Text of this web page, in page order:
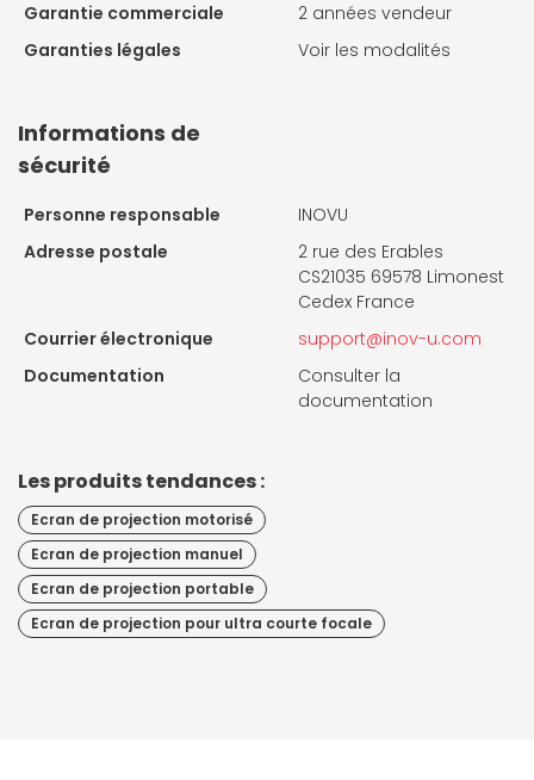
Garantie commerciale
2 années vendeur
Garanties légales
Voir les modalités
Informations de
sécurité
Personne responsable
INOVU
Adresse postale
2 rue des Erables
CS21035 69578 Limonest
Cedex France
Courrier électronique
support@inov-u.com
Documentation
Consulter la
documentation
Les produits tendances :
Ecran de projection motorisé
Ecran de projection manuel
Ecran de projection portable
Ecran de projection pour ultra courte focale